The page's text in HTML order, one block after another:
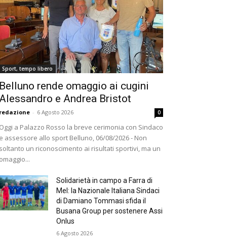
Sport, tempo libero
Belluno rende omaggio ai cugini
e Andrea Bristot
redazione - 6 Agosto 2026 0
Oggi a Palazzo Rosso la breve cerimonia con Sindaco
e assessore allo sport Belluno, 06/08/2026 - Non
soltanto un riconoscimento ai risultati sportivi, ma un
omaggio...
Solidarietà in campo a Farra di
Mel: la Nazionale Italiana Sindaci
di Damiano Tommasi sfida il
Busana Group per sostenere Assi
Onlus
6 Agosto 2026